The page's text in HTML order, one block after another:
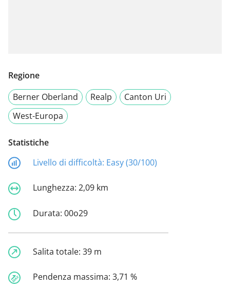
Regione
Berner Oberland
Realp
Canton Uri
West-Europa
Statistiche
Livello di difficoltà: Easy (30/100)
Lunghezza: 2,09 km
Durata: 00o29
Salita totale: 39 m
Pendenza massima: 3,71 %